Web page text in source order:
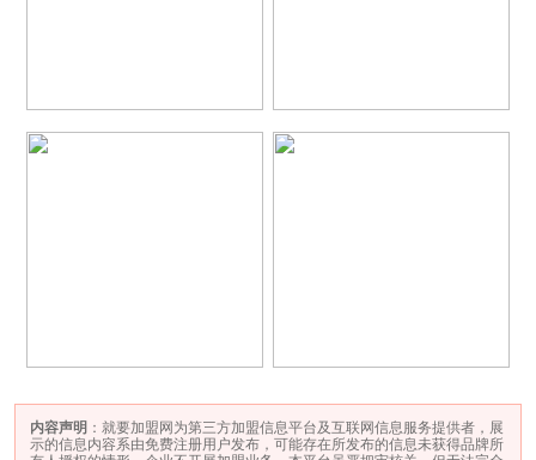
内容声明 ：就要加盟网为第三方加盟信息平台及互联网信息服务提供者，展
示的信息内容系由免费注册用户发布，可能存在所发布的信息未获得品牌所